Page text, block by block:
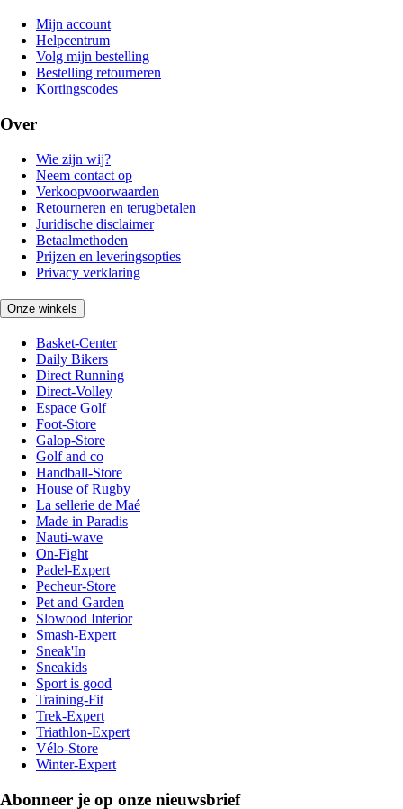
Mijn account
Helpcentrum
Volg mijn bestelling
Bestelling retourneren
Kortingscodes
Over
Wie zijn wij?
Neem contact op
Verkoopvoorwaarden
Retourneren en terugbetalen
Juridische disclaimer
Betaalmethoden
Prijzen en leveringsopties
Privacy verklaring
Onze winkels
Basket-Center
Daily Bikers
Direct Running
Direct-Volley
Espace Golf
Foot-Store
Galop-Store
Golf and co
Handball-Store
House of Rugby
La sellerie de Maé
Made in Paradis
Nauti-wave
On-Fight
Padel-Expert
Pecheur-Store
Pet and Garden
Slowood Interior
Smash-Expert
Sneak'In
Sneakids
Sport is good
Training-Fit
Trek-Expert
Triathlon-Expert
Vélo-Store
Winter-Expert
Abonneer je op onze nieuwsbrief